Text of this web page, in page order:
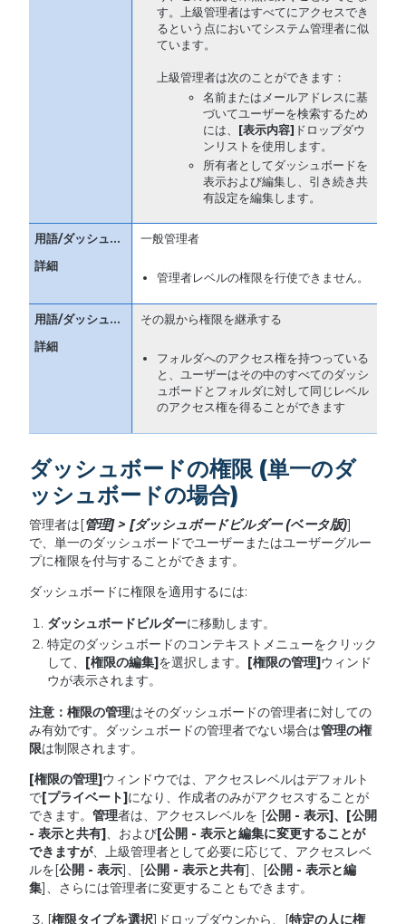
す。上級管理者はすべてにアクセスでき
るという点においてシステム管理者に似
ています。
上級管理者は次のことができます：
名前またはメールアドレスに基
づいてユーザーを検索するため
には、 [表示内容] ドロップダウ
ンリストを使用します。
所有者としてダッシュボードを
表示および編集し、引き続き共
有設定を編集します。
一般管理者
管理者レベルの権限を行使できません。
その親から権限を継承する
フォルダへのアクセス権を持つっている
と、ユーザーはその中のすべてのダッシ
ュボードとフォルダに対して同じレベル
のアクセス権を得ることができます
ダッシュボードの権限 (単一のダ
ッシュボードの場合)
管理者は[管理] > [ダッシュボードビルダー(ベータ版)]
で、単一のダッシュボードでユーザーまたはユーザーグルー
プに権限を付与することができます。
ダッシュボードに権限を適用するには:
ダッシュボードビルダーに移動します。
特定のダッシュボードのコンテキストメニューをクリック
して、
[権限の編集] を選択します。 [権限の管理] ウィンド
ウが表示されます。
注意：権限の管理はそのダッシュボードの管理者に対しての
み有効です。ダッシュボードの管理者でない場合は管理の権
限は制限されます。
[権限の管理]ウィンドウでは、アクセスレベルはデフォルト
で[プライベート]になり、作成者のみがアクセスすることが
できます。 管理者は、アクセスレベルを [公開- 表示]、 [公開
- 表示と共有]、および[公開- 表示と編集に変更することが
できますが、上級管理者として必要に応じて、アクセスレベ
ルを[公開- 表示]、[公開- 表示と共有]、[公開- 表示と編
集]、さらには管理者に変更することもできます。
[権限タイプを選択]ドロップダウンから、[特定の人に権